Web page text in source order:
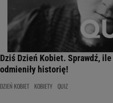
Dziś Dzień Kobiet. Sprawdź,
odmieniły historię!
DZIEŃ KOBIET KOBIETY QUIZ